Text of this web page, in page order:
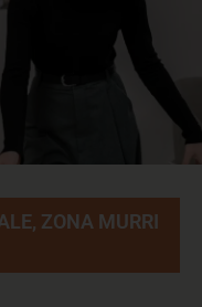
ZONA MURRI